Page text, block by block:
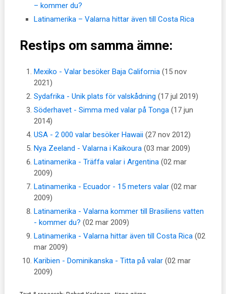
– kommer du?
Latinamerika – Valarna hittar även till Costa Rica
Restips om samma ämne:
Mexiko - Valar besöker Baja California (15 nov
2021)
Sydafrika - Unik plats för valskådning (17 jul 2019)
Söderhavet - Simma med valar på Tonga (17 jun
2014)
USA - 2 000 valar besöker Hawaii (27 nov 2012)
Nya Zeeland - Valarna i Kaikoura (03 mar 2009)
Latinamerika - Träffa valar i Argentina (02 mar
2009)
Latinamerika - Ecuador - 15 meters valar (02 mar
2009)
Latinamerika - Valarna kommer till Brasiliens vatten
- kommer du? (02 mar 2009)
Latinamerika - Valarna hittar även till Costa Rica (02
mar 2009)
Karibien - Dominikanska - Titta på valar (02 mar
2009)